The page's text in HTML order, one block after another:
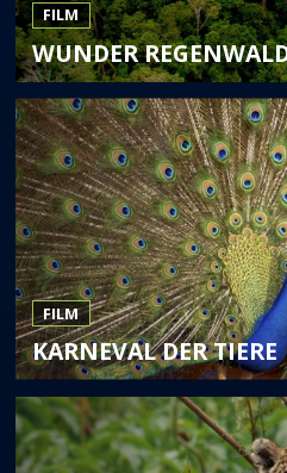
FILM
WUNDER
FILM
KARNEVAL DER TIERE